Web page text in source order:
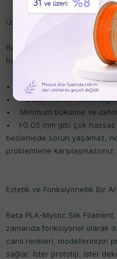
Üstün Kalite ve Performans
Beta PLA-Mystic Silk
hammaddesinden üretilmiştir.
• Pürüzsüz ve detaylı
• Yüksek katman bütünlüğü,
• Minimum bükülme ve
• ±0,05 mm gibi çok hassas
beslemede sorun yaşamaz,
problemlerle karşılaşmazsınız.
Estetik ve Fonksiyonellik Bir
Beta PLA-Mystic Silk
zamanda fonksiyonel olarak
canlı renkleri, modellerinizin
sağlar. İster prototip, ister